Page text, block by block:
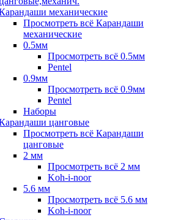
механические
Просмотреть всё Карандаши
механические
0.5мм
Просмотреть всё 0.5мм
Pentel
0.9мм
Просмотреть всё 0.9мм
Pentel
Наборы
цанговые
Просмотреть всё Карандаши
цанговые
2 мм
Просмотреть всё 2 мм
Koh-i-noor
5.6 мм
Просмотреть всё 5.6 мм
Koh-i-noor